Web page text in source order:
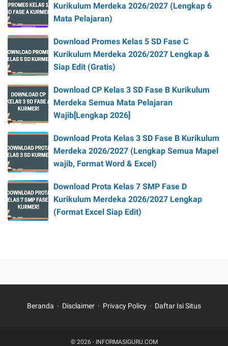
Kurikulum Merdeka 2026/2027 (Lengkap 6
Mata Pelajaran)
Download Promes Kelas 5 SD Fase C
Kurikulum Merdeka 2026/2027 Lengkap &
Siap Edit (Gratis)
Download CP Kelas 3 SD Fase B Kurikulum
Merdeka Semua Mata Pelajaran
Wajib[Lengkap 2026]
Download Prota Kelas 3 SD Fase B Kurikulum
Merdeka 2026/2027 (Lengkap Semua Mapel
wajib, Format Word & Excel)
Download Prota Kelas 7 SMP Fase D
Kurikulum Merdeka 2026/2027 Lengkap
(Format Excel Siap Edit)
Beranda Disclaimer Privacy Policy Daftar Isi Situs
© 2026 - INFORMASIGURU.COM